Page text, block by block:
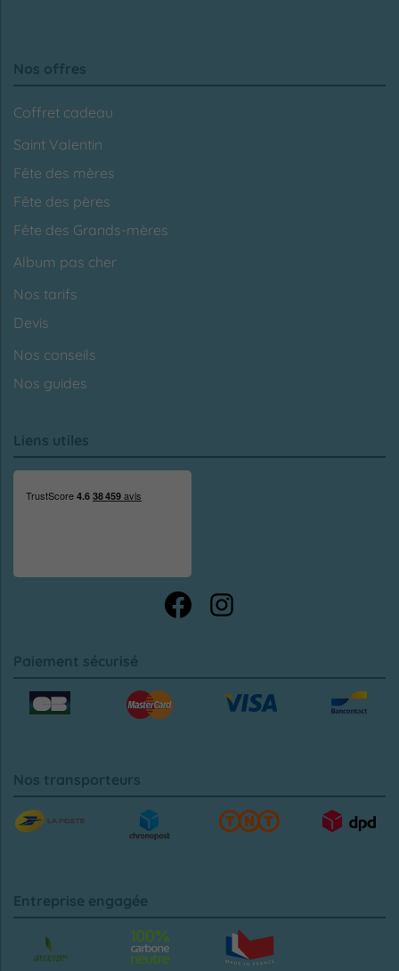
Nos offres
Coffret cadeau
Saint Valentin
Fête des mères
Fête des pères
Fête des Grands-mères
Album pas cher
Nos tarifs
Devis
Nos conseils
Nos guides
Liens utiles
Paiement sécurisé
Nos transporteurs
Entreprise engagée